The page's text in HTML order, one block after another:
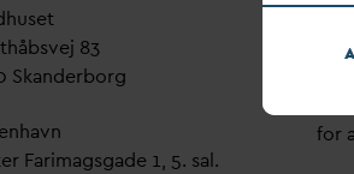
83
Skanderborg
Farimagsgade 1, 5. sal.
for